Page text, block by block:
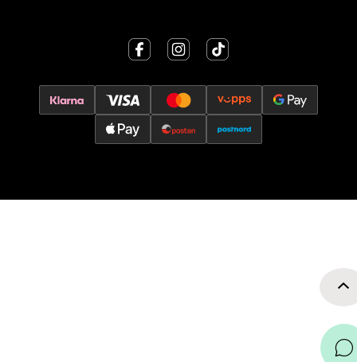
Oslo - Thon Senter Storo
0 i butikk